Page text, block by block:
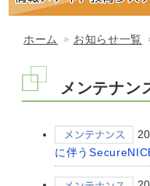
ホーム お知らせ一覧
メンテナン
に伴う